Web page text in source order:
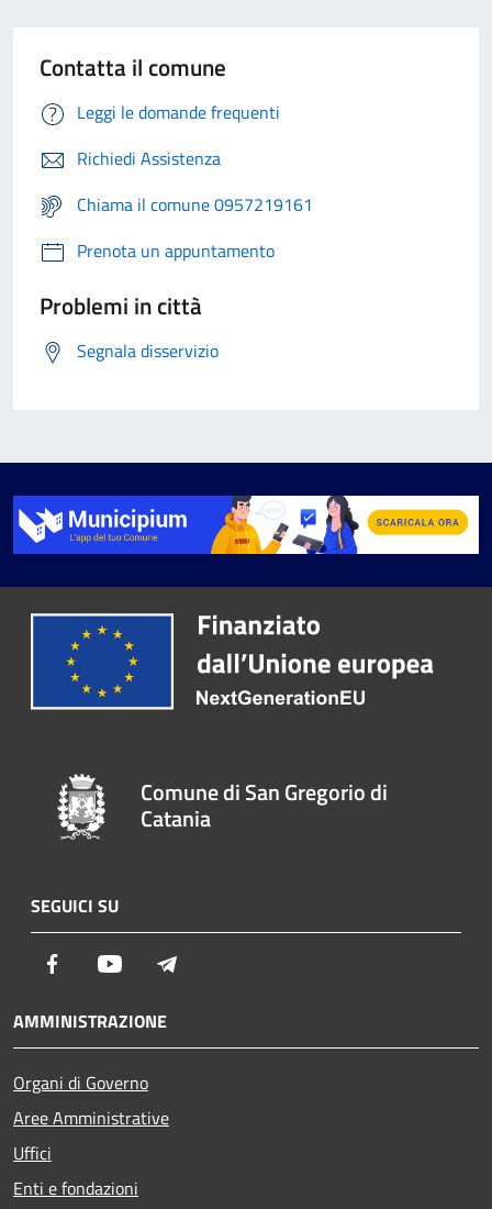
Contatta il comune
Leggi le domande frequenti
Richiedi Assistenza
Chiama il comune 0957219161
Prenota un appuntamento
Problemi in città
Segnala disservizio
Comune di San Gregorio di
Catania
SEGUICI SU
Facebook Youtube
AMMINISTRAZIONE
Organi di Governo
Aree Amministrative
Uffici
Enti e fondazioni